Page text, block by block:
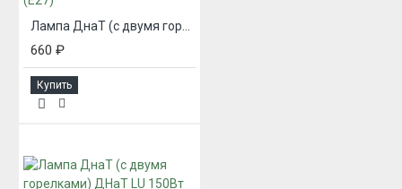
660 ₽
Купить